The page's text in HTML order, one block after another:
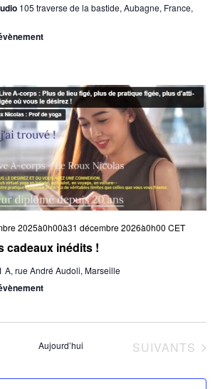
105 traverse de la bastide, Aubagne, France,
cadeaux inédits !
2025à0h00à31 décembre 2026à0h00 CET
A, rue André Audoli, Marseille
Aujourd’hui COURS &
SUIVANTS